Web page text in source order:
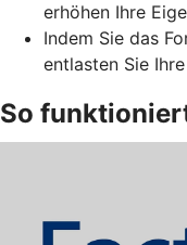
erhöhen Ihre
Indem Sie das
entlasten Sie
So